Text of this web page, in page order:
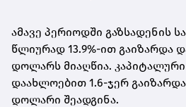
ამავე პერიოდში გაზსადენის
წლიურად 13.9%-ით გაიზარდა
დოლარს მიაღწია. კაპიტალური
დაახლოებით 1.6-ჯერ
დოლარი შეადგინა.